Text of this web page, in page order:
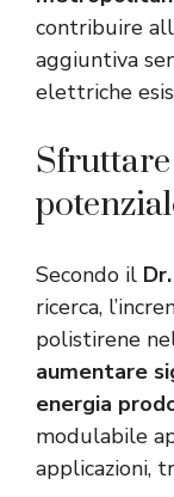
contribuire
aggiuntiva
elettriche
Secondo il
ricerca,
polistirene
aumentare
energia
modulabile
applicazioni,